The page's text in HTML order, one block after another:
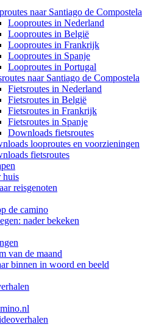
naar Santiago de Compostela
Looproutes in Nederland
Looproutes in België
Looproutes in Frankrijk
Looproutes in Spanje
Looproutes in Portugal
naar Santiago de Compostela
Fietsroutes in Nederland
Fietsroutes in België
Fietsroutes in Frankrijk
Fietsroutes in Spanje
Downloads fietsroutes
looproutes en voorzieningen
fietsroutes
huis
reisgenoten
de camino
nader bekeken
van de maand
binnen in woord en beeld